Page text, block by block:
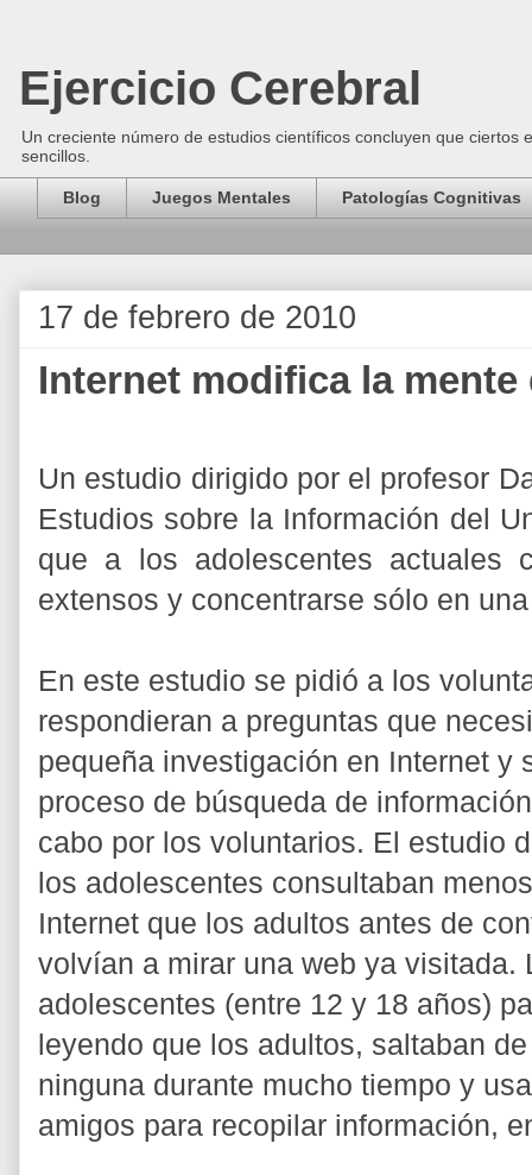
Ejercicio Cerebral
Un creciente número de estudios científicos concluyen que
sencillos.
Blog Juegos Mentales Patologías Cognitivas
17 de febrero de 2010
Internet modifica la
Un estudio dirigido por el profesor
Estudios sobre la Información del
que a los adolescentes actuales
extensos y concentrarse sólo en
En este estudio se pidió a los
respondieran a preguntas que
pequeña investigación en Internet y
proceso de búsqueda de
cabo por los voluntarios. El estudio
los adolescentes consultaban
Internet que los adultos antes de
volvían a mirar una web ya visitada.
adolescentes (entre 12 y 18 años)
leyendo que los adultos, saltaban
ninguna durante mucho tiempo y
amigos para recopilar información,